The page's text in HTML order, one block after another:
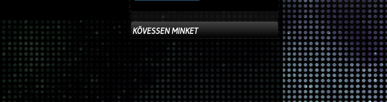
KÖVESSEN MINKET